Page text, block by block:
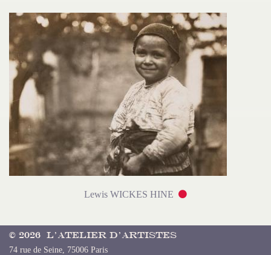
Lewis WICKES HINE
© 2026 L’Atelier d’Artistes
74 rue de Seine, 75006 Paris